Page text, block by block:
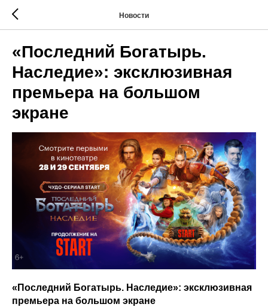
Новости
«Последний Богатырь.
Наследие»: эксклюзивная
премьера на большом
экране
«Последний Богатырь. Наследие»: эксклюзивная
премьера на большом экране